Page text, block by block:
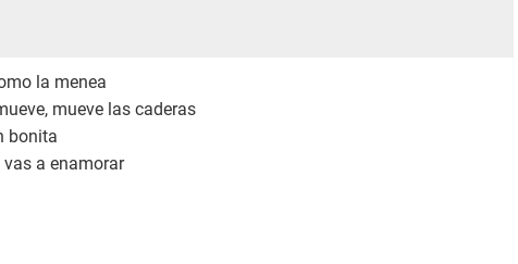
la menea
mueve las caderas
bonita
a enamorar